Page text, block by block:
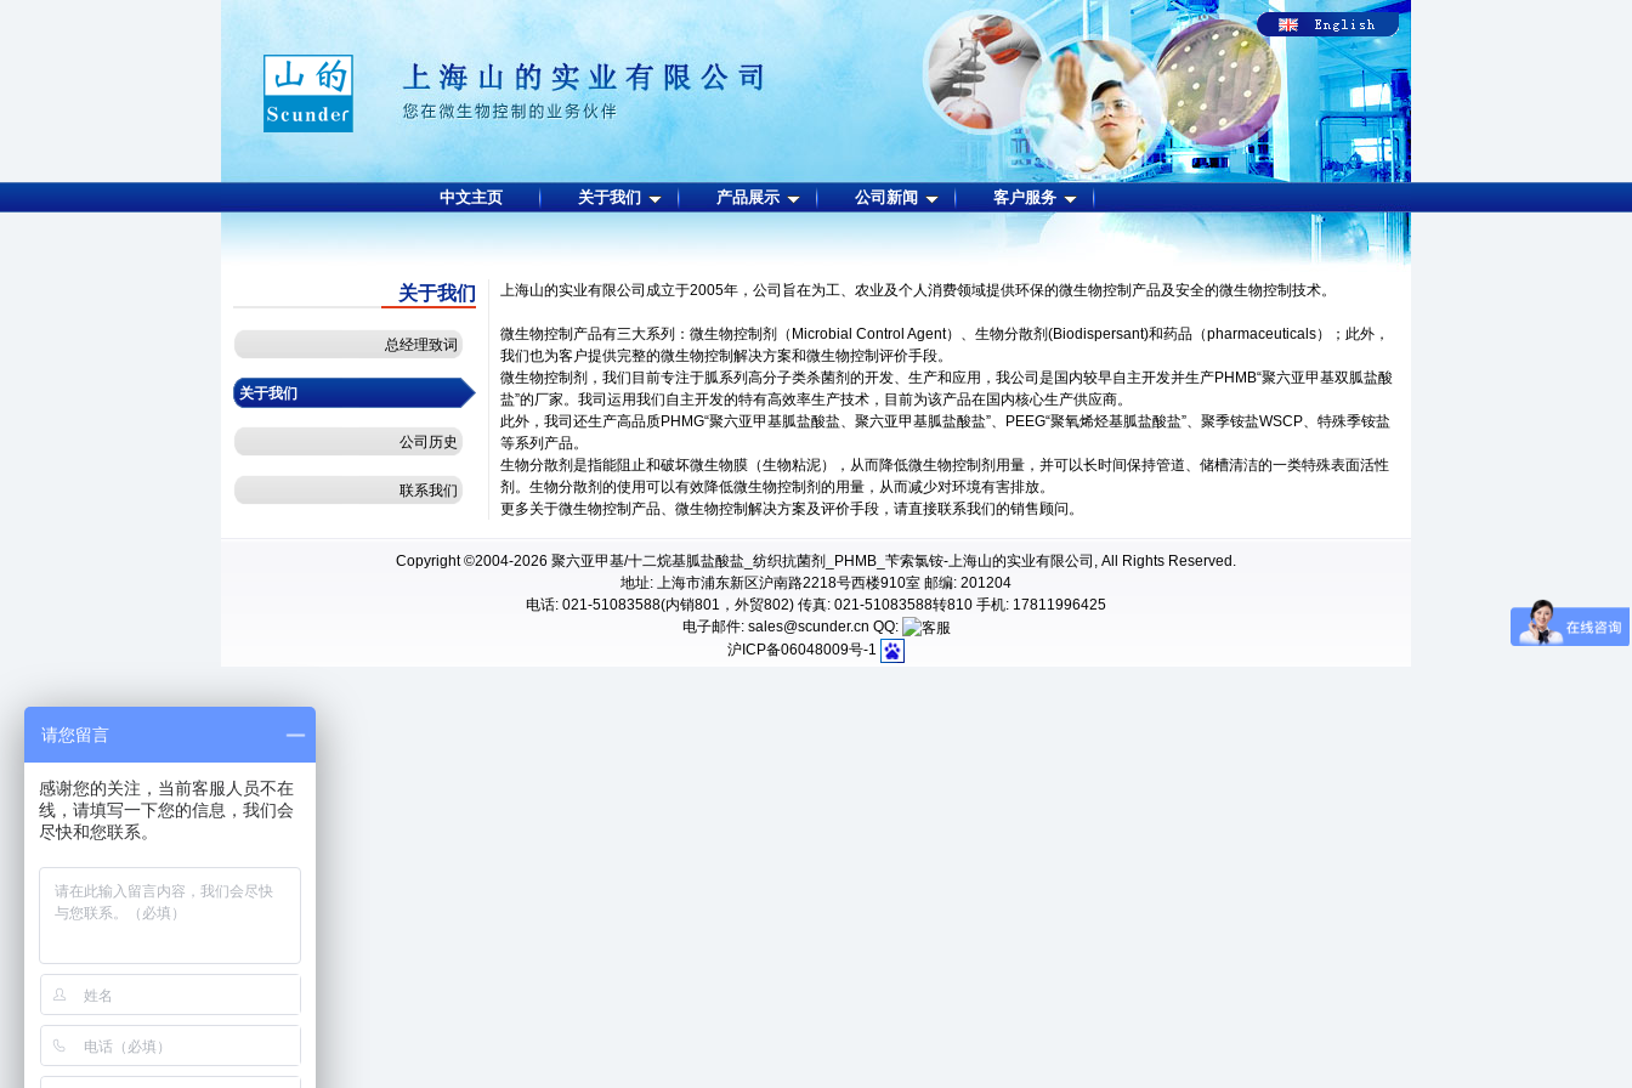
中文主页 关于我们 产品展示 公司新闻 客户服务
上海山的实业有限公司成立于2005年，公司旨在为工、农业及个人消费领域提供环保的微生物控制产品及安全的微生物控制技术。
微生物控制产品有三大系列：微生物控制剂（Microbial Control Agent）、生物分散剂(Biodispersant)和药品 （pharmaceuticals）；此外，
我们也为客户提供完整的微生物控制解决方案和微生物控制评价手段。
微生物控制剂，我们目前专注于胍系列高分子类杀菌剂的开发、生产和应用，我公司是国内较早自主开发并生产PHMB“聚六亚甲基双胍盐酸
盐”的厂家。我司运用我们自主开发的特有高效率生产技术，目前为该产品在国内核心生产供应商。
此外，我司还生产高品质PHMG“聚六亚甲基胍盐酸盐、聚六亚甲基胍盐酸盐”、 PEEG“聚氧烯烃基胍盐酸盐”、聚季铵盐WSCP、特殊季铵盐
等系列产品。
生物分散剂是指能阻止和破坏微生物膜（生物粘泥），从而降低微生物控制剂用量，并可以长时间保持管道、储槽清洁的一类特殊表面活性
剂。生物分散剂的使用可以有效降低微生物控制剂的用量，从而减少对环境有害排放。
更多关于微生物控制产品、微生物控制解决方案及评价手段，请直接联系我们的销售顾问。
关于我们
总经理致词
关于我们
公司历史
联系我们
Copyright ©2004-2026 聚六亚甲基/十二烷基胍盐酸盐_纺织抗菌剂_PHMB_苄索氯铵-上海山的实业有限公司, All Rights Reserved.
地址: 上海市浦东新区沪南路2218号西楼910室 邮编: 201204
电话: 021-51083588(内销801，外贸802) 传真: 021-51083588转810 手机: 17811996425
电子邮件: sales@scunder.cn QQ:
沪ICP备06048009号-1
请您留言
感谢您的关注，当前客服人员不在
线，请填写一下您的信息，我们会
尽快和您联系。